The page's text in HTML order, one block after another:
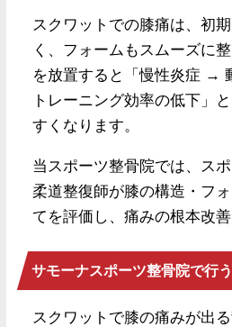
スクワットでの膝痛は、初
く、フォームもスムーズに
を放置すると「慢性炎症 →
トレーニング効率の低下」
すくなります。
当スポーツ整骨院では、ス
柔道整復師が膝の構造・フ
てを評価し、痛みの根本改善
サモーナスポーツ整骨院で行
スクワットで膝の痛みが出